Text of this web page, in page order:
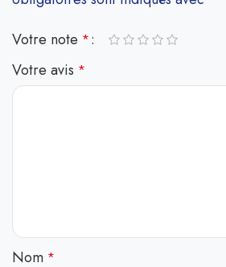
Votre note *
Votre avis *
Nom *